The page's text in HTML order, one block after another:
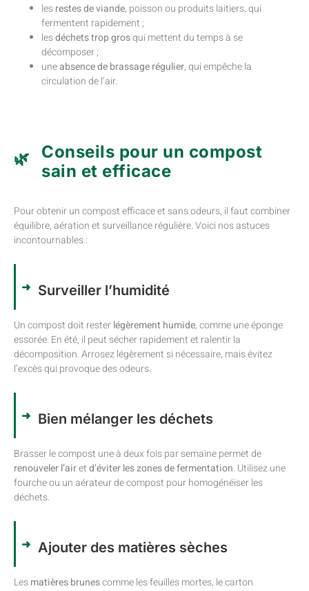
lesrestes de viande, poisson ou produits laitiers, qui
fermentent rapidement ;
lesdéchets trop grosqui mettent du temps à se
décomposer ;
uneabsence de brassage régulier, qui empêche la
circulation de l’air.
Conseils pour un compost
sain et efficace
Pour obtenir un compost efficace et sans odeurs, il faut combiner
équilibre, aération et surveillance régulière. Voici nos astuces
incontournables :
Surveiller l’humidité
Un compost doit resterlégèrement humide, comme une éponge
essorée. En été, il peut sécher rapidement et ralentir la
décomposition. Arrosez légèrement si nécessaire, mais évitez
l’excès qui provoque des odeurs.
Bien mélanger les déchets
Brasser le compost une à deux fois par semaine permet de
renouveler l’airetd’éviter les zones de fermentation. Utilisez une
fourche ou un aérateur de compost pour homogénéiser les
déchets.
Ajouter des matières sèches
Lesmatières brunescomme les feuilles mortes, le carton